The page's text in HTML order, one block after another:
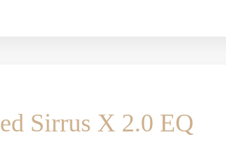
Sirrus X 2.0 EQ